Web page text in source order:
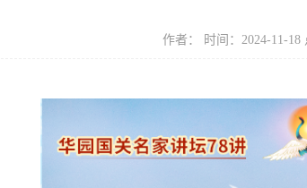
作者： 时间：2024-11-18